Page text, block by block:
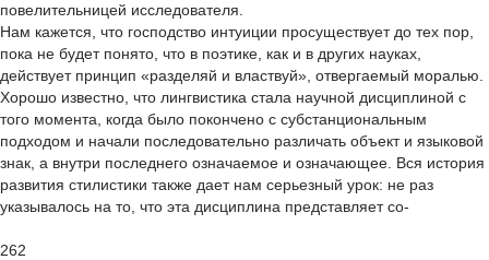
повелительницей исследователя.
Нам кажется, что господство интуиции просуществует до тех пор,
пока не будет понято, что в поэтике, как и в других науках,
действует принцип «разделяй и властвуй», отвергаемый моралью.
Хорошо известно, что лингвистика стала научной дисциплиной с
того момента, когда было покончено с субстанциональным
подходом и начали последовательно различать объект и языковой
знак, а внутри последнего означаемое и означающее. Вся история
развития стилистики также дает нам серьезный урок: не раз
указывалось на то, что эта дисциплина представляет со-
262